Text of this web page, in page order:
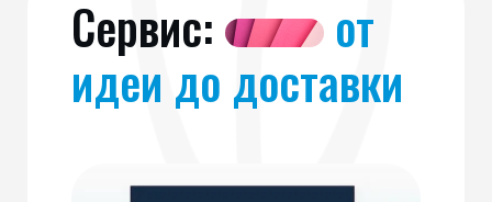
Сервис:
от
идеи до доставки